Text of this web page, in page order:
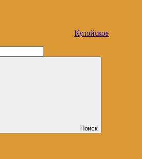
Кулойское
Поиск